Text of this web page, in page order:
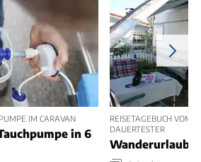
IM CARAVAN
in 6
REISETAGEBUCH VOM
DAUERTESTER
Wanderurlaub